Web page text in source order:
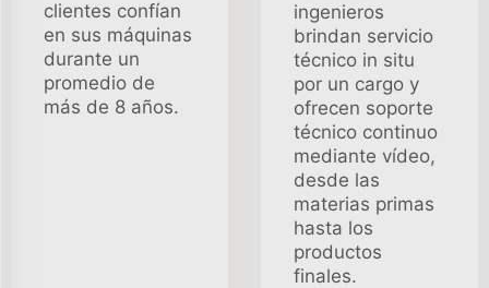
clientes confían
en sus máquinas
durante un
promedio de
más de 8 años.
ingenieros
brindan servicio
técnico in situ
por un cargo y
ofrecen soporte
técnico continuo
mediante vídeo,
desde las
materias primas
hasta los
productos
finales.